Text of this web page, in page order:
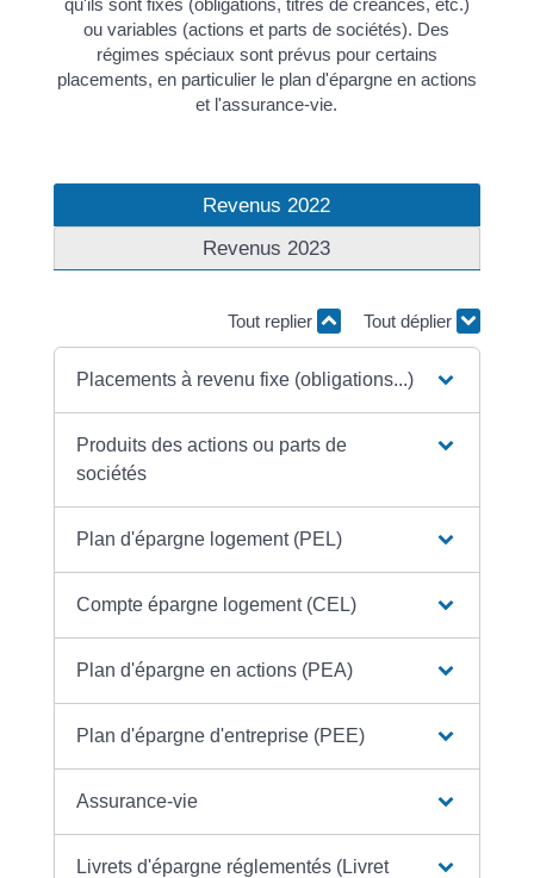
ou variables (actions et parts de sociétés). Des
régimes spéciaux sont prévus pour certains
placements, en particulier le plan d'épargne en actions
et l'assurance-vie.
Revenus 2022
Revenus 2023
Tout replier Tout déplier
Placements à revenu fixe (obligations...)
Produits des actions ou parts de
sociétés
Plan d'épargne logement (PEL)
Compte épargne logement (CEL)
Plan d'épargne en actions (PEA)
Plan d'épargne d'entreprise (PEE)
Assurance-vie
Livrets d'épargne réglementés (Livret